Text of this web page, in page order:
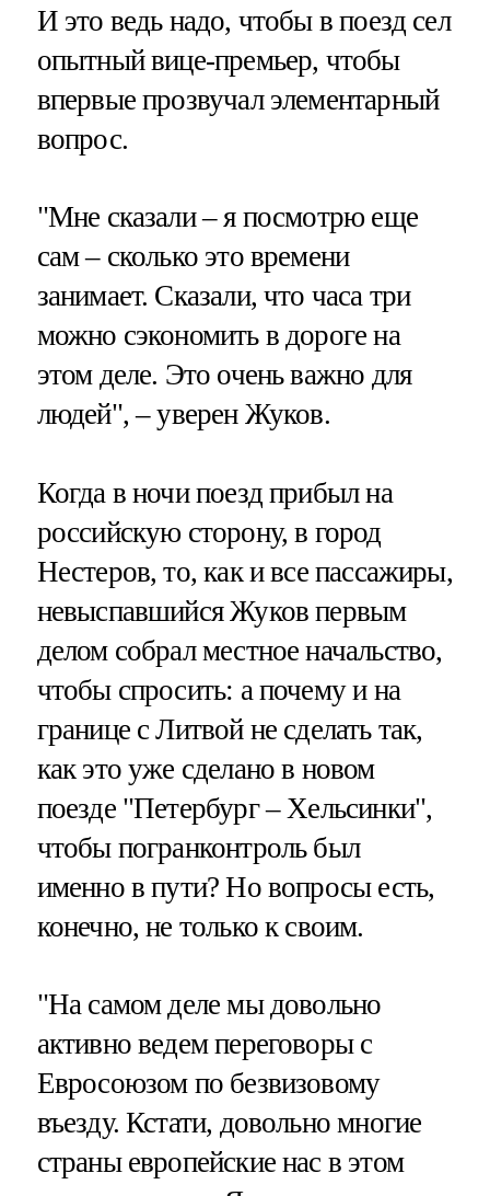
И это ведь надо, чтобы в поезд сел
опытный вице-премьер, чтобы
впервые прозвучал элементарный
вопрос.
"Мне сказали – я посмотрю еще
сам – сколько это времени
занимает. Сказали, что часа три
можно сэкономить в дороге на
этом деле. Это очень важно для
людей", – уверен Жуков.
Когда в ночи поезд прибыл на
российскую сторону, в город
Нестеров, то, как и все пассажиры,
невыспавшийся Жуков первым
делом собрал местное начальство,
чтобы спросить: а почему и на
границе с Литвой не сделать так,
как это уже сделано в новом
поезде "Петербург – Хельсинки",
чтобы погранконтроль был
именно в пути? Но вопросы есть,
конечно, не только к своим.
"На самом деле мы довольно
активно ведем переговоры с
Евросоюзом по безвизовому
въезду. Кстати, довольно многие
страны европейские нас в этом